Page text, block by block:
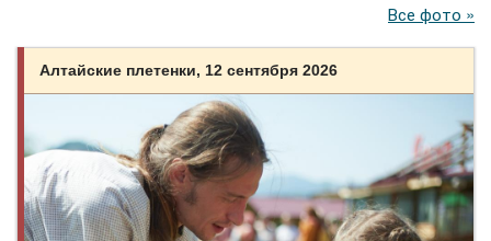
Все фото »
Алтайские плетенки, 12 сентября 2026